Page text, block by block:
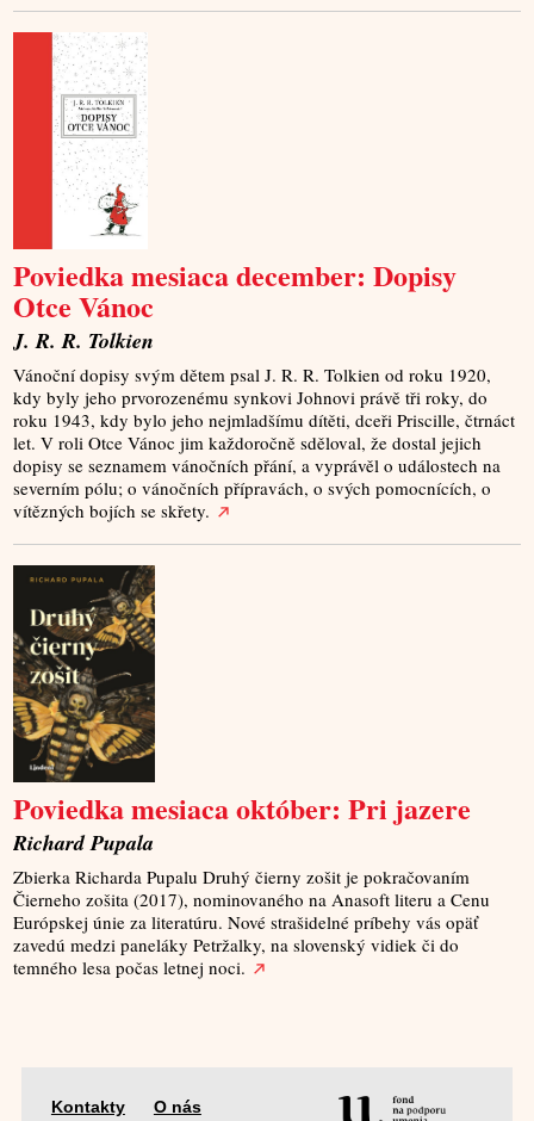
Poviedka mesiaca december: Dopisy
Otce Vánoc
J. R. R. Tolkien
Vánoční dopisy svým dětem psal J. R. R. Tolkien od roku 1920,
kdy byly jeho prvorozenému synkovi Johnovi právě tři roky, do
roku 1943, kdy bylo jeho nejmladšímu dítěti, dceři Priscille, čtrnáct
let. V roli Otce Vánoc jim každoročně sděloval, že dostal jejich
dopisy se seznamem vánočních přání, a vyprávěl o událostech na
severním pólu; o vánočních přípravách, o svých pomocnících, o
vítězných bojích se skřety.
Poviedka mesiaca október: Pri jazere
Richard Pupala
Zbierka Richarda Pupalu Druhý čierny zošit je pokračovaním
Čierneho zošita (2017), nominovaného na Anasoft literu a Cenu
Európskej únie za literatúru. Nové strašidelné príbehy vás opäť
zavedú medzi paneláky Petržalky, na slovenský vidiek či do
temného lesa počas letnej noci.
Kontakty
O nás